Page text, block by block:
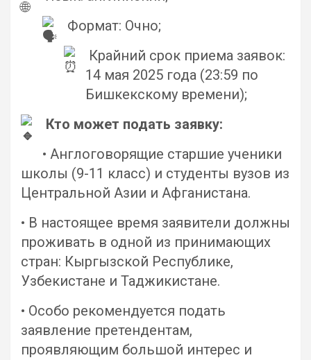
Формат: Очно;
Крайний срок приема заявок:
14 мая 2025 года (23:59 по
Бишкекскому времени);
Кто может подать заявку:
• Англоговорящие старшие ученики
школы (9-11 класс) и студенты вузов из
Центральной Азии и Афганистана.
• В настоящее время заявители должны
проживать в одной из принимающих
стран: Кыргызской Республике,
Узбекистане и Таджикистане.
• Особо рекомендуется подать
заявление претендентам,
проявляющим большой интерес и